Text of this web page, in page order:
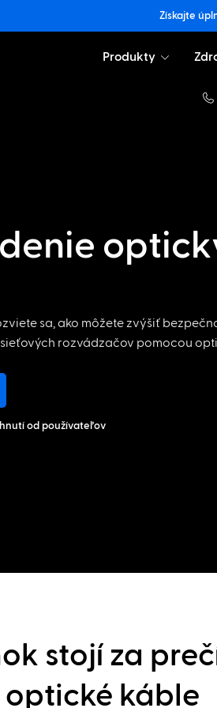
Získajte
Produkty
sa, ako môžete zvýšiť
rozvádzačov pomocou
od používateľov
stojí za
optické káble